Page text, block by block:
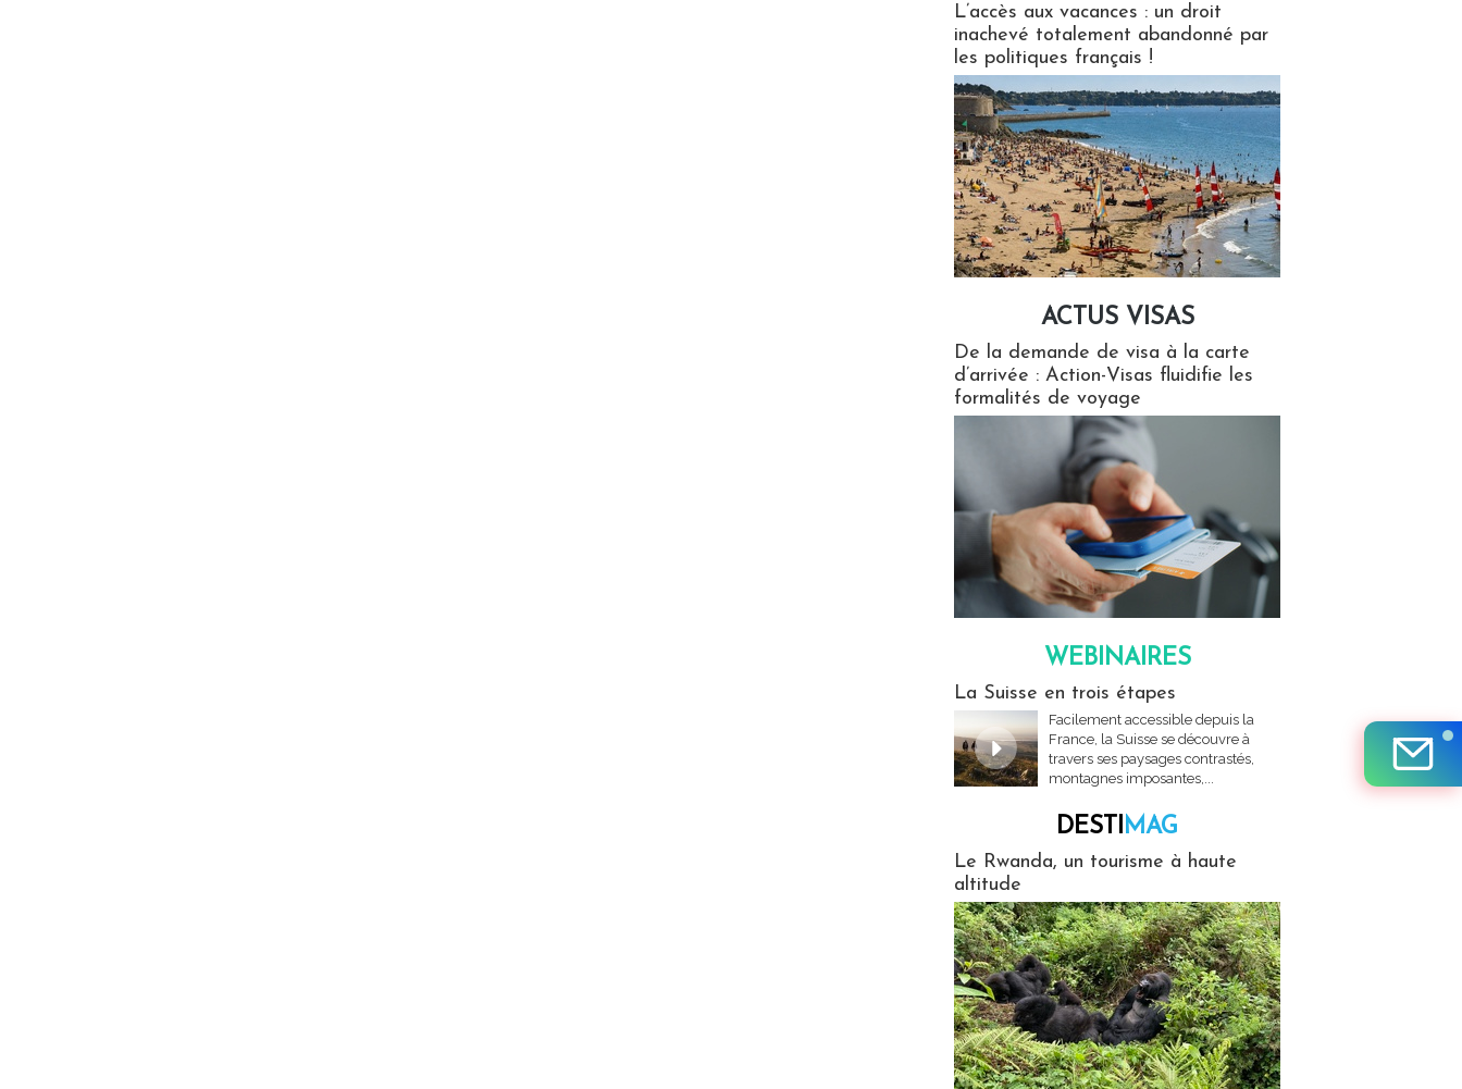
L’accès aux vacances : un droit
inachevé totalement abandonné par
les politiques français !
ACTUS VISAS
De la demande de visa à la carte
d’arrivée : Action-Visas fluidifie les
formalités de voyage
WEBINAIRES
La Suisse en trois étapes
Facilement accessible depuis la
France, la Suisse se découvre à
travers ses paysages contrastés,
montagnes imposantes,...
DESTIMAG
Le Rwanda, un tourisme à haute
altitude